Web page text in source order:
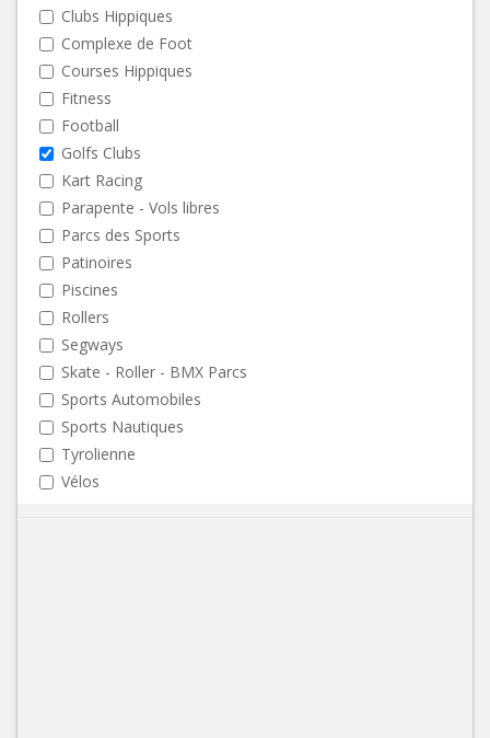
Clubs Hippiques
Complexe de Foot
Courses Hippiques
Fitness
Football
Golfs Clubs
Kart Racing
Parapente - Vols libres
Parcs des Sports
Patinoires
Piscines
Rollers
Segways
Skate - Roller - BMX Parcs
Sports Automobiles
Sports Nautiques
Tyrolienne
Vélos